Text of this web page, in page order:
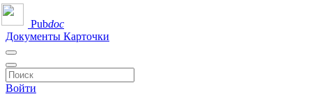
Pubdoc
Документы Карточки
Войти